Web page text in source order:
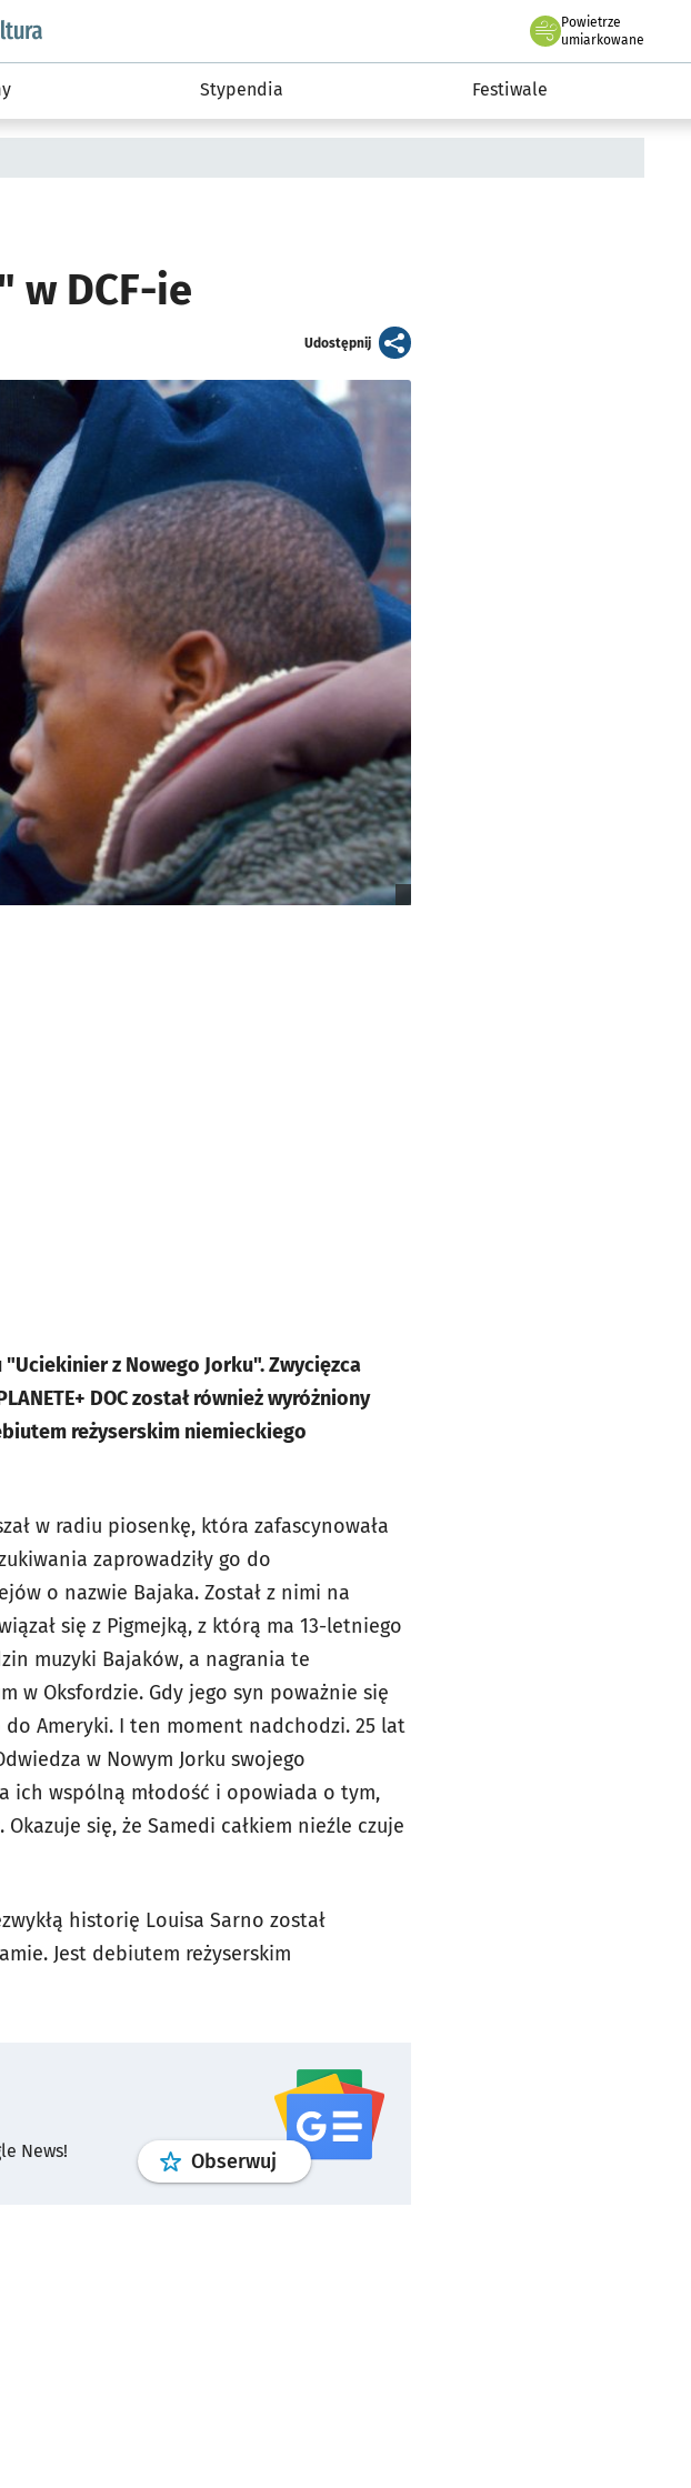
podserwis: Kultura
Powietrze
we Wrocławiu
umiarkowane
Stypendia Festiwale
w DCF-ie
Udostępnijartykuł
z Nowego Jorku". Zwycięzca
DOCzostał również wyróżniony
reżyserskim niemieckiego
w radiu piosenkę, która zafascynowała
zaprowadziły go do
o nazwie Bajaka. Został z nimi na
się z Pigmejką, z którą ma 13-letniego
muzyki Bajaków, a nagrania te
w Oksfordzie. Gdy jego syn poważnie się
do Ameryki. I ten moment nadchodzi. 25 lat
w Nowym Jorku swojego
ich wspólną młodość i opowiada o tym,
się, że Samedi całkiem nieźle czuje
historię Louisa Sarno został
Jest debiutem reżyserskim
News!
Obserwuj profilgoogle news